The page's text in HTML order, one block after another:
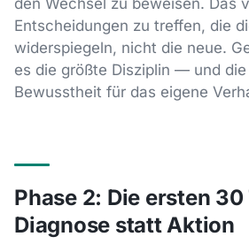
Entscheidungen zu treffen, die
widerspiegeln, nicht die neue.
es die größte Disziplin — und
Bewusstheit für das eigene
Phase 2: Die ersten
Diagnose statt Aktion